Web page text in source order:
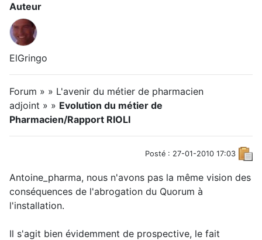
Auteur
ElGringo
Forum » » L'avenir du métier de pharmacien
adjoint » » Evolution du métier de
Pharmacien/Rapport RIOLI
Posté : 27-01-2010 17:03
Antoine_pharma, nous n'avons pas la même vision des
conséquences de l'abrogation du Quorum à
l'installation.
Il s'agit bien évidemment de prospective, le fait